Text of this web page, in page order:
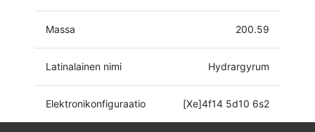
Massa 200.59
Latinalainen nimi Hydrargyrum
Elektronikonfiguraatio [Xe]4f14 5d10 6s2